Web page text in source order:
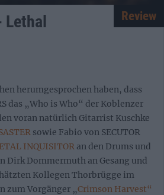
Lethal
Review
herumgesprochen haben, dass
das „Who is Who“ der Koblenzer
voran natürlich Gitarrist Kuschke
sowie Fabio von SECUTOR
INQUISITOR an den Drums und
Dirk Dommermuth an Gesang und
Kollegen Thorbrügge im
zum Vorgänger „Crimson Harvest“